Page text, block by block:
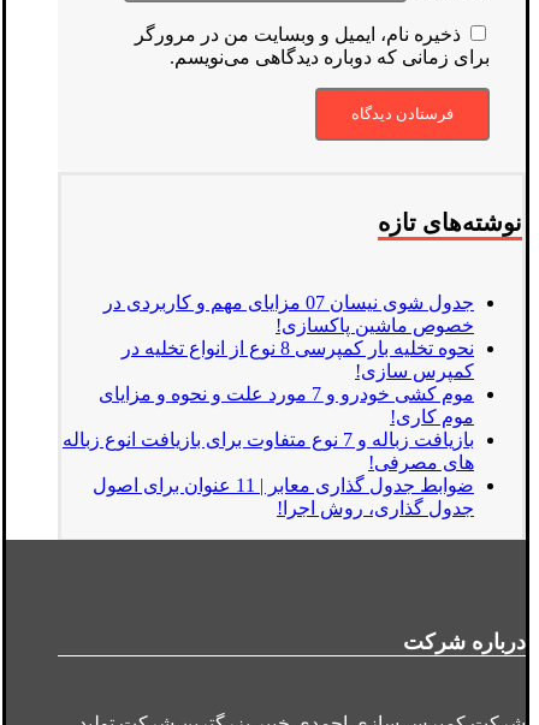
ذخیره نام، ایمیل و وبسایت من در مرورگر
برای زمانی که دوباره دیدگاهی می‌نویسم.
نوشته‌های تازه
جدول شوی نیسان 07 مزایای مهم و کاربردی در
خصوص ماشین پاکسازی!
نحوه تخلیه بار کمپرسی 8 نوع از انواع تخلیه در
کمپرس سازی!
موم کشی خودرو و 7 مورد علت و نحوه و مزایای
موم کاری!
بازیافت زباله و 7 نوع متفاوت برای بازیافت انوع زباله
های مصرفی!
ضوابط جدول گذاری معابر | 11 عنوان برای اصول
جدول گذاری، روش اجرا!
درباره شرکت